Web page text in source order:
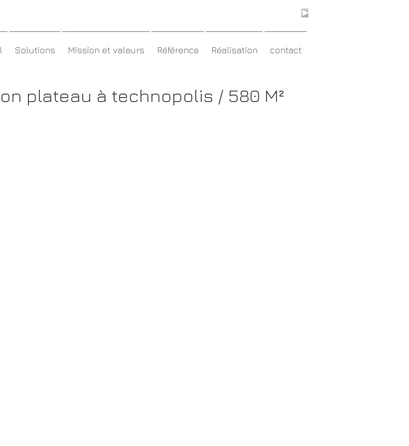
Solutions Mission et valeurs Référence Réalisation contact
plateau à technopolis / 580 M²